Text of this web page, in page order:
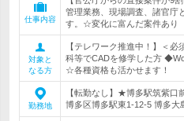
仕事内容
管理業務、現場調査、諸官庁
す。☆変化に富んだ案件あり
対象と
なる方
【テレワーク推進中！】＜
科等でCADを修学した方
☆各種資格も活かせます！
勤務地
【転勤なし】★博多駅筑紫
博多区博多駅東1-12-5 博多大